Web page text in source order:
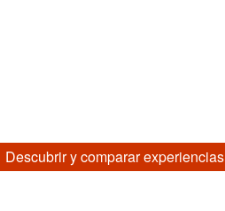
Descubrir y comparar experiencias